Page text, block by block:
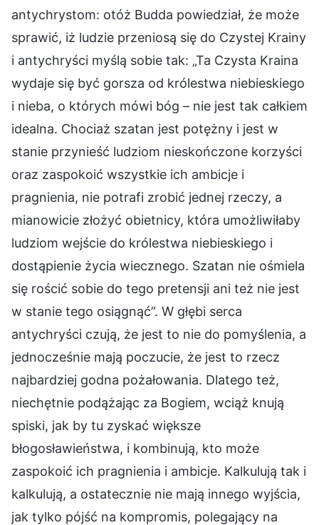
antychrystom: otóż Budda powiedział, że może
sprawić, iż ludzie przeniosą się do Czystej Krainy
i antychryści myślą sobie tak: „Ta Czysta Kraina
wydaje się być gorsza od królestwa niebieskiego
i nieba, o których mówi bóg – nie jest tak całkiem
idealna. Chociaż szatan jest potężny i jest w
stanie przynieść ludziom nieskończone korzyści
oraz zaspokoić wszystkie ich ambicje i
pragnienia, nie potrafi zrobić jednej rzeczy, a
mianowicie złożyć obietnicy, która umożliwiłaby
ludziom wejście do królestwa niebieskiego i
dostąpienie życia wiecznego. Szatan nie ośmiela
się rościć sobie do tego pretensji ani też nie jest
w stanie tego osiągnąć”. W głębi serca
antychryści czują, że jest to nie do pomyślenia, a
jednocześnie mają poczucie, że jest to rzecz
najbardziej godna pożałowania. Dlatego też,
niechętnie podążając za Bogiem, wciąż knują
spiski, jak by tu zyskać większe
błogosławieństwa, i kombinują, kto może
zaspokoić ich pragnienia i ambicje. Kalkulują tak i
kalkulują, a ostatecznie nie mają innego wyjścia,
jak tylko pójść na kompromis, polegający na